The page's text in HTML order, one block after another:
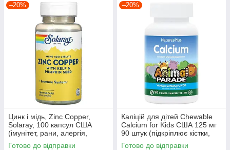
–20%
Цинк і мідь, Zinc Copper,
Solaray, 100 капсул США
(імунітет, рани, алергія,
віруси, анемія, грип, вітиліго)
Готово до відправки
–20%
Каліцій для дітей Chewable
Calcium for Kids США 125 мг
90 штук (підкріплює кістки,
травми, переломи, вітамін Д)
Готово до відправки